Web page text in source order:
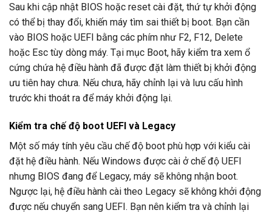
Sau khi cập nhật BIOS hoặc reset cài đặt, thứ tự khởi động
có thể bị thay đổi, khiến máy tìm sai thiết bị boot. Bạn cần
vào BIOS hoặc UEFI bằng các phím như F2, F12, Delete
hoặc Esc tùy dòng máy. Tại mục Boot, hãy kiểm tra xem ổ
cứng chứa hệ điều hành đã được đặt làm thiết bị khởi động
ưu tiên hay chưa. Nếu chưa, hãy chỉnh lại và lưu cấu hình
trước khi thoát ra để máy khởi động lại.
Kiểm tra chế độ boot UEFI và Legacy
Một số máy tính yêu cầu chế độ boot phù hợp với kiểu cài
đặt hệ điều hành. Nếu Windows được cài ở chế độ UEFI
nhưng BIOS đang để Legacy, máy sẽ không nhận boot.
Ngược lại, hệ điều hành cài theo Legacy sẽ không khởi động
được nếu chuyển sang UEFI. Bạn nên kiểm tra và chỉnh lại